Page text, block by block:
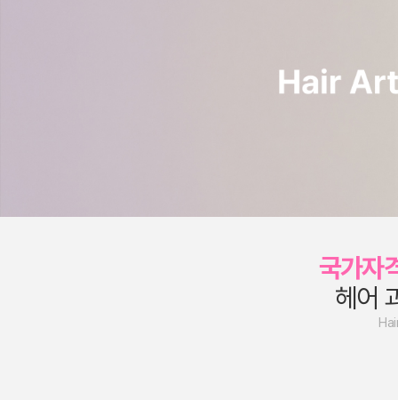
국가자
헤어